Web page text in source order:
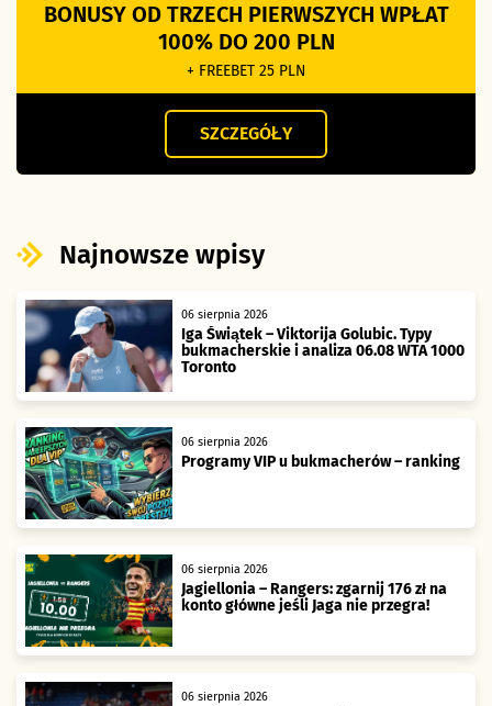
BONUSY OD TRZECH PIERWSZYCH WPŁAT
100% DO 200 PLN
+ FREEBET 25 PLN
SZCZEGÓŁY
Najnowsze wpisy
06 sierpnia 2026
Iga Świątek – Viktorija Golubic. Typy
bukmacherskie i analiza 06.08 WTA 1000
Toronto
06 sierpnia 2026
Programy VIP u bukmacherów – ranking
06 sierpnia 2026
Jagiellonia – Rangers: zgarnij 176 zł na
konto główne jeśli Jaga nie przegra!
06 sierpnia 2026